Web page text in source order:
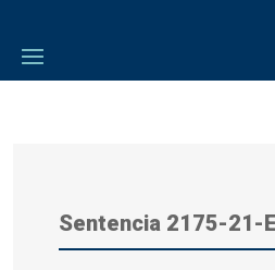
Sentencia 2175-21-